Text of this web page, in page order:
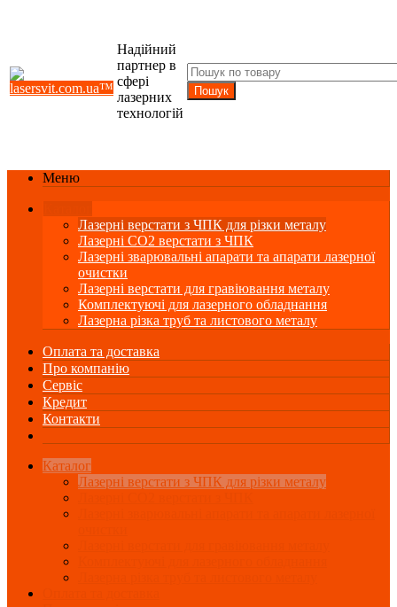
Надійний
партнер в
сфері
лазерних
технологій
Меню
Лазерні верстати з ЧПК для різки металу
Лазерні СО2 верстати з ЧПК
Лазерні зварювальні апарати та апарати лазерної
очистки
Лазерні верстати для гравіювання металу
Комплектуючі для лазерного обладнання
Лазерна різка труб та листового металу
Оплата та доставка
Про компанію
Сервіс
Кредит
Контакти
Каталог
Лазерні верстати з ЧПК для різки металу